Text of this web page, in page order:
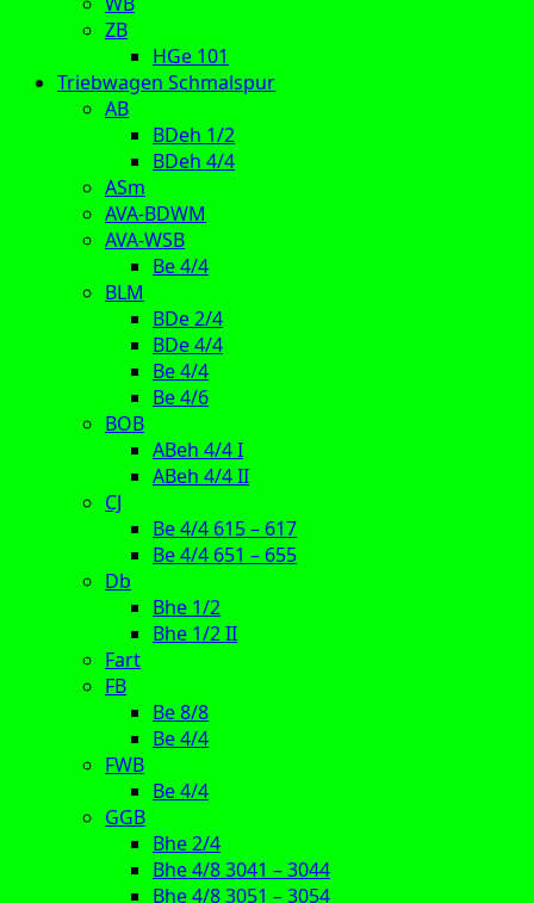
ZB
HGe 101
Triebwagen Schmalspur
AB
BDeh 1/2
BDeh 4/4
ASm
AVA-BDWM
AVA-WSB
Be 4/4
BLM
BDe 2/4
BDe 4/4
Be 4/4
Be 4/6
BOB
ABeh 4/4 I
ABeh 4/4 II
CJ
Be 4/4 615 – 617
Be 4/4 651 – 655
Db
Bhe 1/2
Bhe 1/2 II
Fart
FB
Be 8/8
Be 4/4
FWB
Be 4/4
GGB
Bhe 2/4
Bhe 4/8 3041 – 3044
Bhe 4/8 3051 – 3054